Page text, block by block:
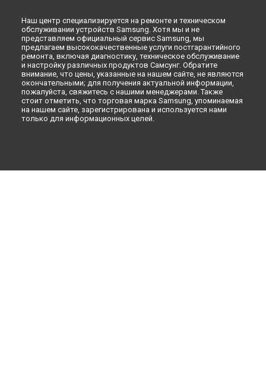
Наш центр специализируется на ремонте и техническом
обслуживании устройств Samsung. Хотя мы и не
представляем официальный сервис Samsung, мы
предлагаем высококачественные услуги постгарантийного
ремонта, включая диагностику, техническое обслуживание
и настройку различных продуктов Самсунг. Обратите
внимание, что цены, указанные на нашем сайте, не являются
окончательными; для получения актуальной информации,
пожалуйста, свяжитесь с нашими менеджерами. Также
стоит отметить, что торговая марка Samsung, упоминаемая
на нашем сайте, зарегистрирована и используется нами
только для информационных целей.